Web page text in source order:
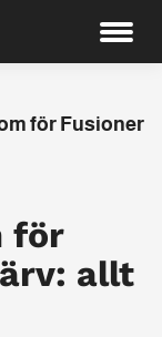
för Fusioner
för
allt